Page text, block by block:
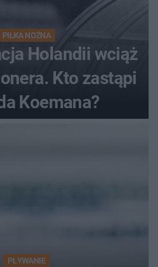
PIŁKA NOŻNA
Holandii wciąż
Kto zastąpi
Koemana?
PŁYWANIE